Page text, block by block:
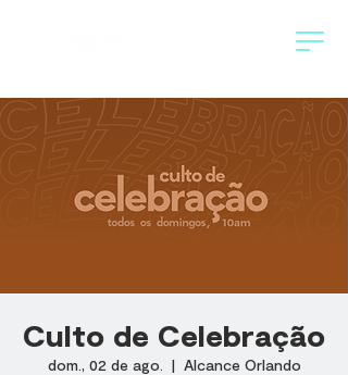
Culto de Celebração
dom., 02 de ago.
  |
Alcance Orlando